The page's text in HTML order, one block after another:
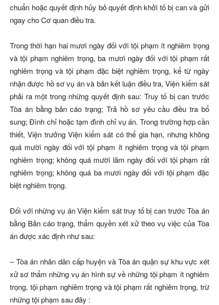
chuẩn hoặc quyết định hủy bỏ quyết định khởi tố bị can và gửi
ngay cho Cơ quan điều tra.
Trong thời hạn hai mươi ngày đối với tội phạm ít nghiêm trọng
và tội phạm nghiêm trọng, ba mươi ngày đối với tội phạm rất
nghiêm trọng và tội phạm đặc biệt nghiêm trọng, kể từ ngày
nhận được hồ sơ vụ án và bản kết luận điều tra, Viện kiểm sát
phải ra một trong những quyết định sau: Truy tố bị can trước
Tòa án bằng bản cáo trạng; Trả hồ sơ yêu cầu điều tra bổ
sung; Đình chỉ hoặc tạm đình chỉ vụ án. Trong trường hợp cần
thiết, Viện trưởng Viện kiểm sát có thể gia hạn, nhưng không
quá mười ngày đối với tội phạm ít nghiêm trọng và tội phạm
nghiêm trọng; không quá mười lăm ngày đối với tội phạm rất
nghiêm trọng; không quá ba mươi ngày đối với tội phạm đặc
biệt nghiêm trọng.
Đối với những vụ án Viện kiểm sát truy tố bị can trước Tòa án
bằng Bản cáo trạng, thẩm quyền xét xử theo vụ việc của Tòa
án được xác định như sau:
– Tòa án nhân dân cấp huyện và Tòa án quận sự khu vực xét
xử sơ thẩm những vụ án hình sự về những tội phạm ít nghiêm
trọng, tội phạm nghiêm trọng và tội phạm rất nghiêm trọng, trừ
những tội phạm sau đây :